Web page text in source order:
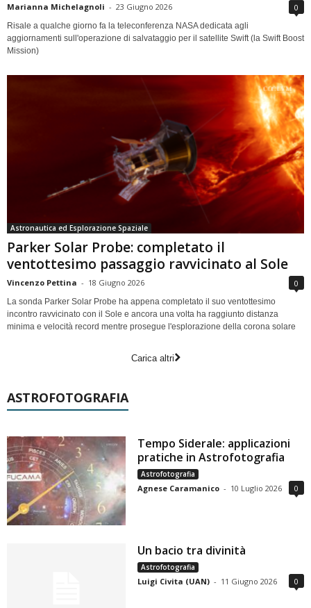
Marianna Michelagnoli - 23 Giugno 2026 0
Risale a qualche giorno fa la teleconferenza NASA dedicata agli
aggiornamenti sull'operazione di salvataggio per il satellite Swift (la Swift Boost
Mission)
Astronautica ed Esplorazione Spaziale
Parker Solar Probe: completato il
ventottesimo passaggio ravvicinato al Sole
Vincenzo Pettina - 18 Giugno 2026 0
La sonda Parker Solar Probe ha appena completato il suo ventottesimo
incontro ravvicinato con il Sole e ancora una volta ha raggiunto distanza
minima e velocità record mentre prosegue l'esplorazione della corona solare
Carica altri
ASTROFOTOGRAFIA
Tempo Siderale: applicazioni
pratiche in Astrofotografia
Astrofotografia
Agnese Caramanico - 10 Luglio 2026 0
Un bacio tra divinità
Astrofotografia
Luigi Civita (UAN) - 11 Giugno 2026 0